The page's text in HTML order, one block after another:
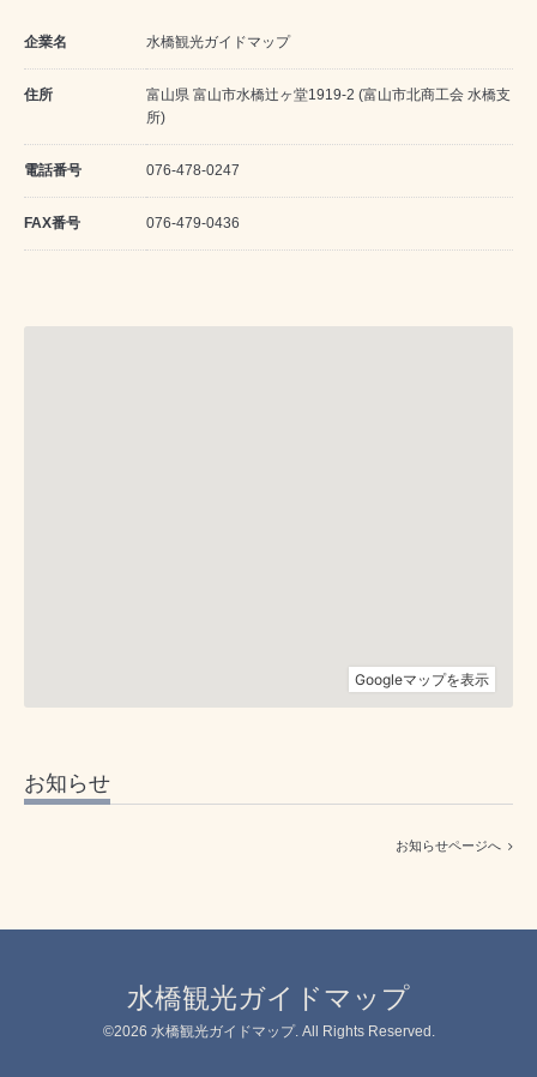
企業名 水橋観光ガイドマップ
住所
富山県 富山市水橋辻ヶ堂1919-2 (富山市北商工会 水橋支
所)
電話番号 076-478-0247
FAX番号 076-479-0436
お知らせ
お知らせページへ
水橋観光ガイドマップ
©2026 水橋観光ガイドマップ. All Rights Reserved.